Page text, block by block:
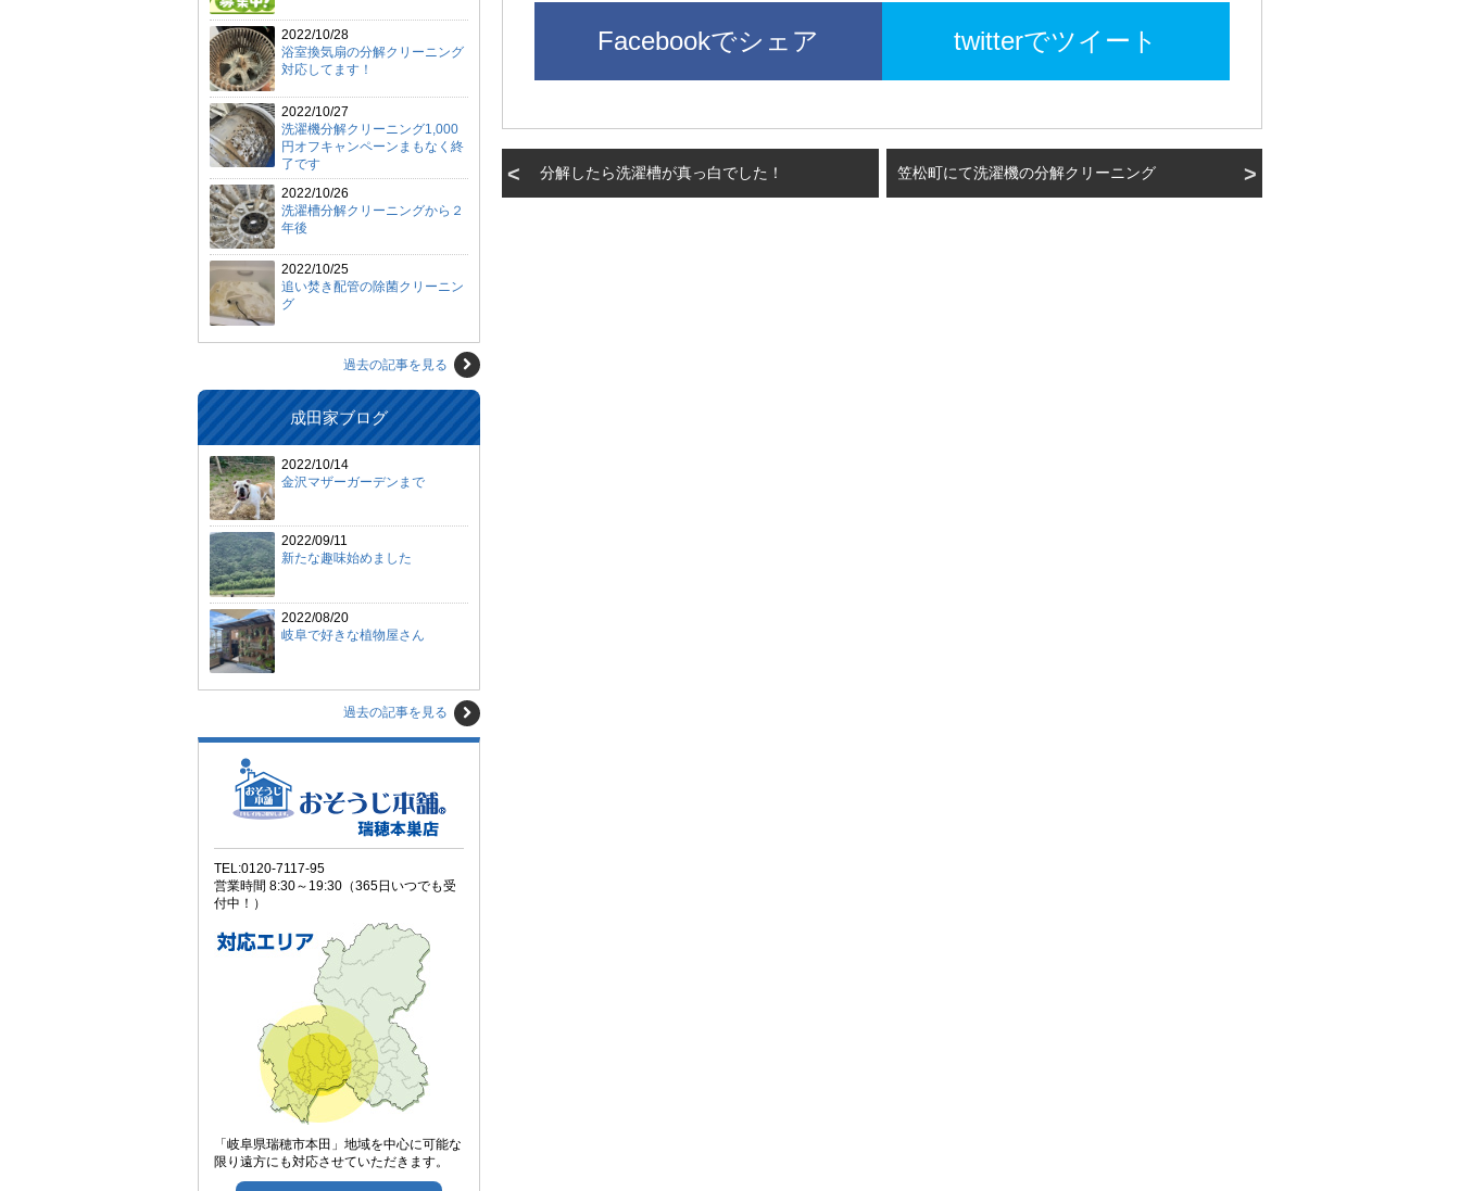
Facebookでシェア twitterでツイート
分解したら洗濯槽が真っ白でした！ 笠松町にて洗濯機の分解クリーニング
2022/10/28
浴室換気扇の分解クリーニング
対応してます！
2022/10/27
洗濯機分解クリーニング1,000
円オフキャンペーンまもなく終
了です
2022/10/26
洗濯槽分解クリーニングから２
年後
2022/10/25
追い焚き配管の除菌クリーニン
グ
過去の記事を見る
成田家ブログ
2022/10/14
金沢マザーガーデンまで
2022/09/11
新たな趣味始めました
2022/08/20
岐阜で好きな植物屋さん
過去の記事を見る
TEL:0120-7117-95
営業時間 8:30～19:30（365日いつでも受
付中！）
「岐阜県瑞穂市本田」地域を中心に可能な
限り遠方にも対応させていただきます。